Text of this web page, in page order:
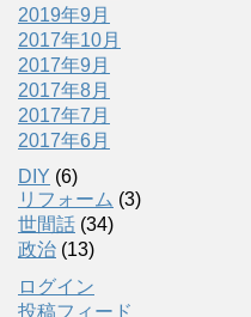
2019年9月
2017年10月
2017年9月
2017年8月
2017年7月
2017年6月
DIY (6)
リフォーム (3)
世間話 (34)
政治 (13)
ログイン
投稿フィード